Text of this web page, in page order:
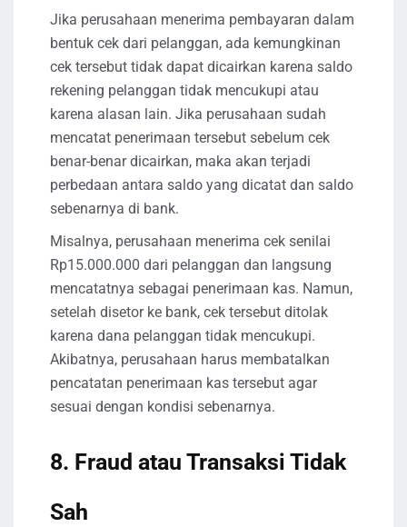
Jika perusahaan menerima pembayaran dalam
bentuk cek dari pelanggan, ada kemungkinan
cek tersebut tidak dapat dicairkan karena saldo
rekening pelanggan tidak mencukupi atau
karena alasan lain. Jika perusahaan sudah
mencatat penerimaan tersebut sebelum cek
benar-benar dicairkan, maka akan terjadi
perbedaan antara saldo yang dicatat dan saldo
sebenarnya di bank.
Misalnya, perusahaan menerima cek senilai
Rp15.000.000 dari pelanggan dan langsung
mencatatnya sebagai penerimaan kas. Namun,
setelah disetor ke bank, cek tersebut ditolak
karena dana pelanggan tidak mencukupi.
Akibatnya, perusahaan harus membatalkan
pencatatan penerimaan kas tersebut agar
sesuai dengan kondisi sebenarnya.
8. Fraud atau Transaksi Tidak
Sah